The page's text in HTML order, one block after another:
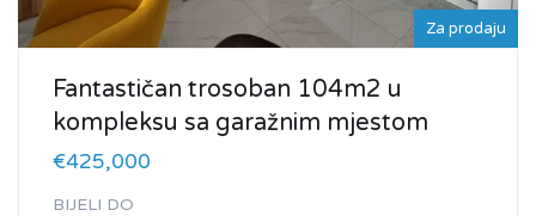
Za prodaju
Fantastičan trosoban 104m2 u
kompleksu sa garažnim mjestom
€425,000
BIJELI DO